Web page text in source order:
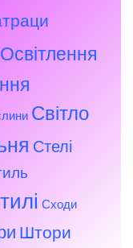
Освітлення
Світло
Стелі
Сходи
Штори